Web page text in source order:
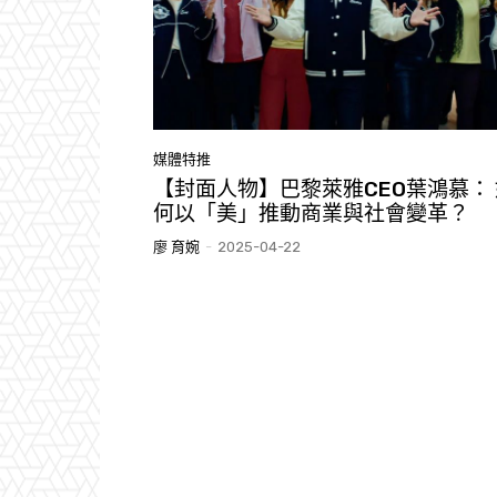
媒體特推
【封面人物】巴黎萊雅CEO葉鴻慕：
何以「美」推動商業與社會變革？
廖 育婉 - 2025-04-22